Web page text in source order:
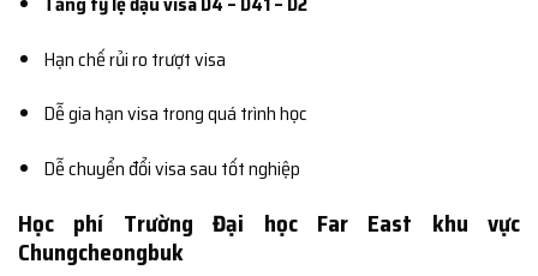
Hạn chế rủi ro trượt visa
Dễ gia hạn visa trong quá trình học
Dễ chuyển đổi visa sau tốt nghiệp
Học phí Trường Đại học Far East khu vực
Chungcheongbuk